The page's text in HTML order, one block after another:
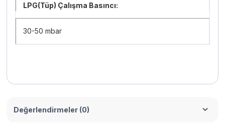
LPG(Tüp) Çalışma Basıncı:
30-50 mbar
Değerlendirmeler (0)